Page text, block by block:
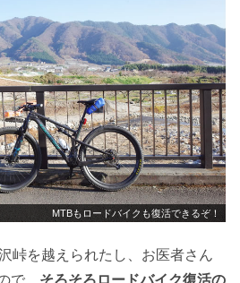
MTBもロードバイクも復活できるぞ！
峠を越えられたし、お医者さん
で、 そろそろロードバイク復活の